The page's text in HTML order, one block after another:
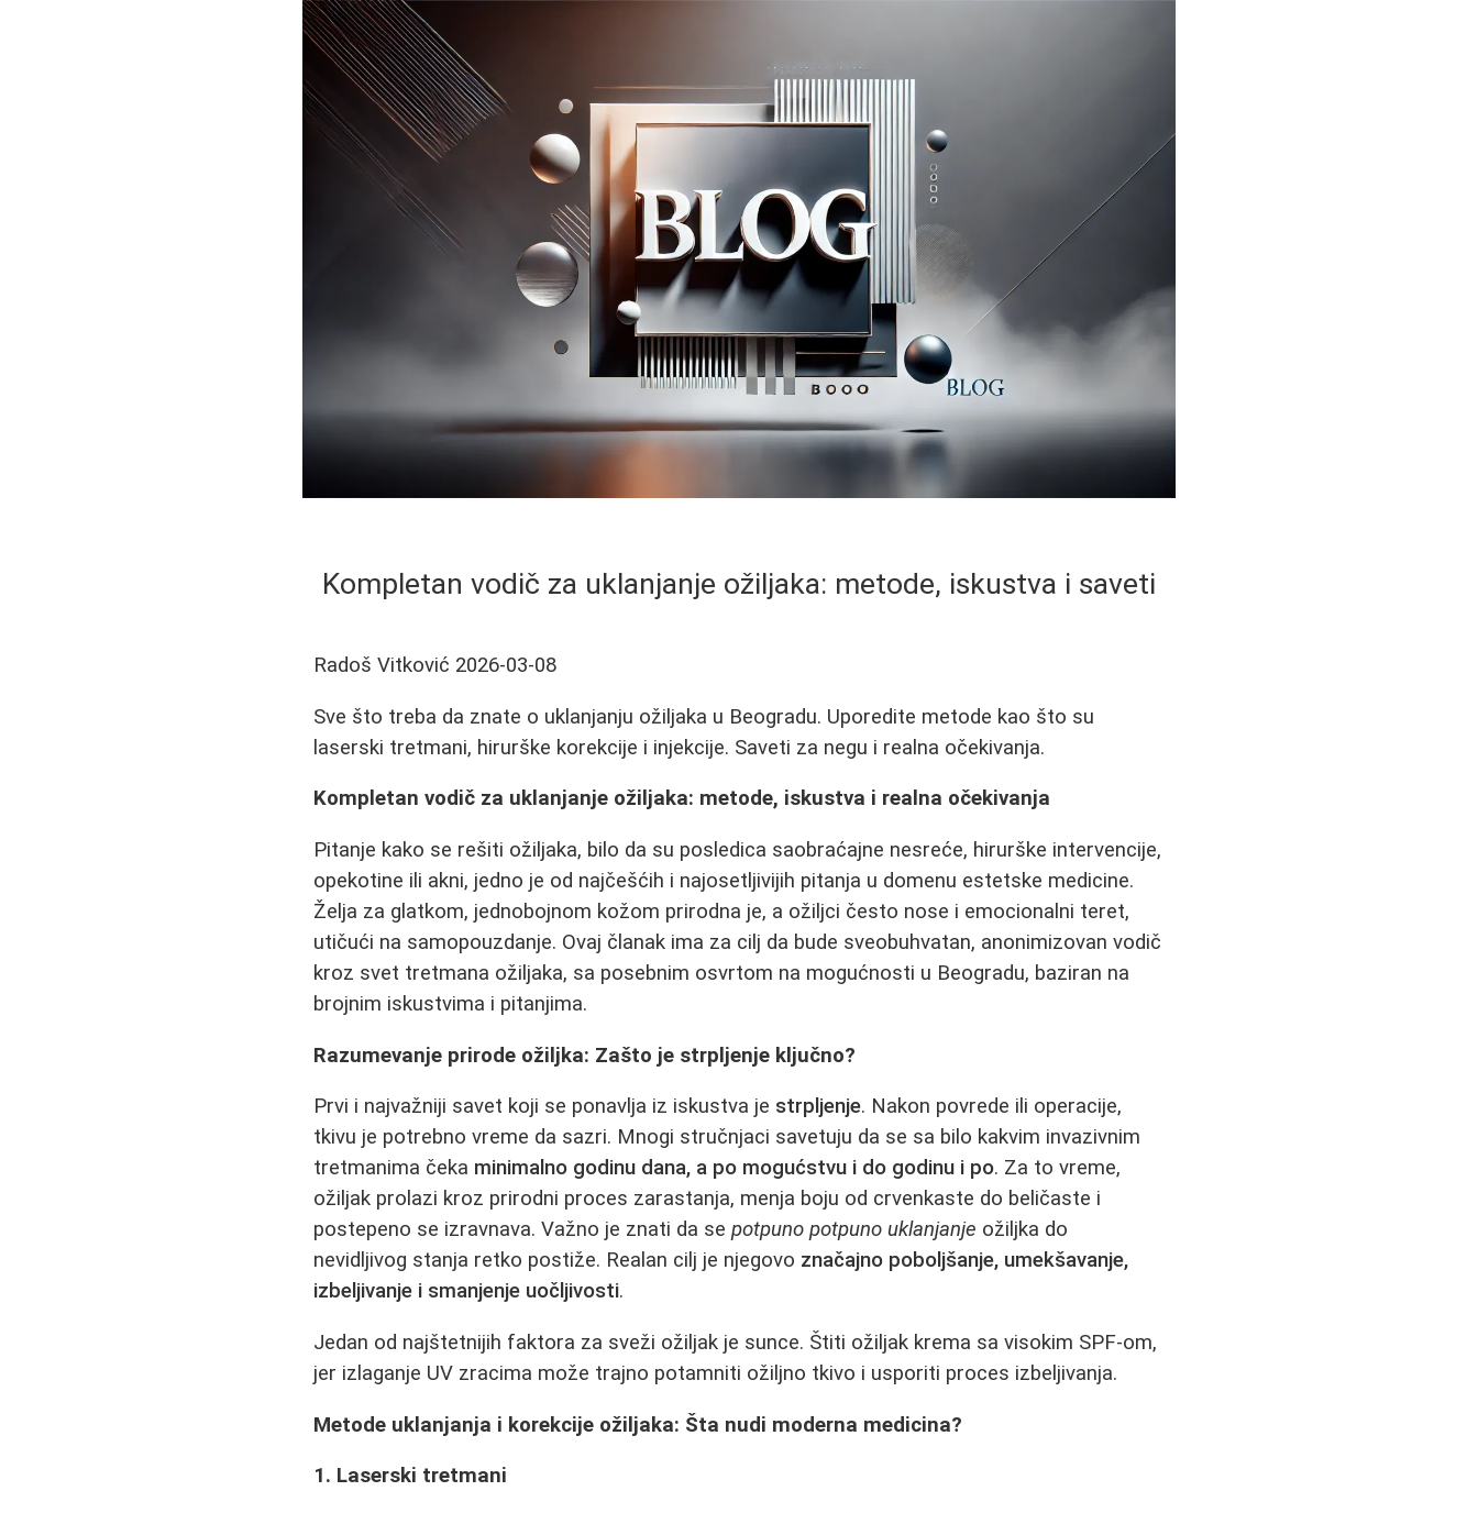
Kompletan vodič za uklanjanje ožiljaka: metode, iskustva i saveti
Radoš Vitković 2026-03-08
Sve što treba da znate o uklanjanju ožiljaka u Beogradu. Uporedite metode kao što su
laserski tretmani, hirurške korekcije i injekcije. Saveti za negu i realna očekivanja.
Kompletan vodič za uklanjanje ožiljaka: metode, iskustva i realna očekivanja
Pitanje kako se rešiti ožiljaka, bilo da su posledica saobraćajne nesreće, hirurške intervencije,
opekotine ili akni, jedno je od najčešćih i najosetljivijih pitanja u domenu estetske medicine.
Želja za glatkom, jednobojnom kožom prirodna je, a ožiljci često nose i emocionalni teret,
utičući na samopouzdanje. Ovaj članak ima za cilj da bude sveobuhvatan, anonimizovan vodič
kroz svet tretmana ožiljaka, sa posebnim osvrtom na mogućnosti u Beogradu, baziran na
brojnim iskustvima i pitanjima.
Razumevanje prirode ožiljka: Zašto je strpljenje ključno?
Prvi i najvažniji savet koji se ponavlja iz iskustva je strpljenje. Nakon povrede ili operacije,
tkivu je potrebno vreme da sazri. Mnogi stručnjaci savetuju da se sa bilo kakvim invazivnim
tretmanima čeka minimalno godinu dana, a po mogućstvu i do godinu i po. Za to vreme,
ožiljak prolazi kroz prirodni proces zarastanja, menja boju od crvenkaste do beličaste i
postepeno se izravnava. Važno je znati da sepotpuno potpuno uklanjanje ožiljka do
nevidljivog stanja retko postiže. Realan cilj je njegovo značajno poboljšanje, umekšavanje,
izbeljivanje i smanjenje uočljivosti.
Jedan od najštetnijih faktora za sveži ožiljak je sunce. Štiti ožiljak krema sa visokim SPF-om,
jer izlaganje UV zracima može trajno potamniti ožiljno tkivo i usporiti proces izbeljivanja.
Metode uklanjanja i korekcije ožiljaka: Šta nudi moderna medicina?
1. Laserski tretmani